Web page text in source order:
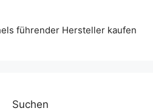
führender Hersteller kaufen
Suchen